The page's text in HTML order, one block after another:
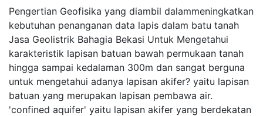
Pengertian Geofisika yang diambil dalammeningkatkan
kebutuhan penanganan data lapis dalam batu tanah
Jasa Geolistrik Bahagia Bekasi Untuk Mengetahui
karakteristik lapisan batuan bawah permukaan tanah
hingga sampai kedalaman 300m dan sangat berguna
untuk mengetahui adanya lapisan akifer? yaitu lapisan
batuan yang merupakan lapisan pembawa air.
'confined aquifer' yaitu lapisan akifer yang berdekatan